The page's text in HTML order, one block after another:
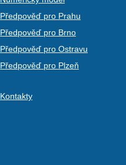
Předpověď pro Prahu
Předpověď pro Brno
Předpověď pro Ostravu
Předpověď pro Plzeň
Kontakty